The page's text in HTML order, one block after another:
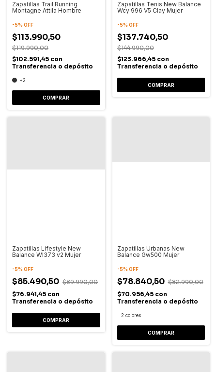
Zapatillas Trail Running
Montagne Attila Hombre
-5% OFF
$113.990,50
$119.990,00
$102.591,45 con
Transferencia o depósito
+2
COMPRAR
Zapatillas Tenis New Balance
Wcy 996 V5 Clay Mujer
-5% OFF
$137.740,50
$144.990,00
$123.966,45 con
Transferencia o depósito
COMPRAR
Zapatillas Lifestyle New
Balance Wl373 v2 Mujer
-5% OFF
$85.490,50 $89.990,00
$76.941,45 con
Transferencia o depósito
COMPRAR
Zapatillas Urbanas New
Balance Gw500 Mujer
-5% OFF
$78.840,50 $82.990,00
$70.956,45 con
Transferencia o depósito
2 colores
COMPRAR